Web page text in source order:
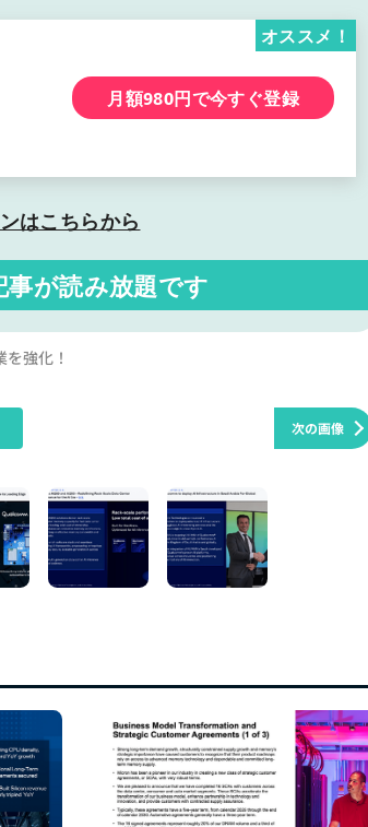
オススメ！
月額980円で今すぐ登録
はこちらから
事が読み放題です
強化！
次の画像